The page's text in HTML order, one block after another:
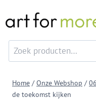
naar
Zoeken
naar:
Home / Onze Webshop /
de toekomst kijken